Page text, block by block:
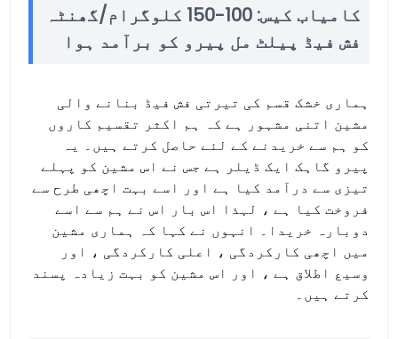
کامیاب کیس: 100-150 کلوگرام/گھنٹہ
فش فیڈ پیلٹ مل پیرو کو برآمد ہوا
ہماری خشک قسم کی تیرتی فش فیڈ بنانے والی
مشین اتنی مشہور ہے کہ ہم اکثر تقسیم کاروں
کو ہم سے خریدنے کے لئے حاصل کرتے ہیں۔ یہ
پیرو گاہک ایک ڈیلر ہے جس نے اس مشین کو پہلے
تیزی سے درآمد کیا ہے اور اسے بہت اچھی طرح سے
فروخت کیا ہے ، لہذا اس بار اس نے ہم سے اسے
دوبارہ خریدا۔ انہوں نے کہا کہ ہماری مشین
میں اچھی کارکردگی ، اعلی کارکردگی ، اور
وسیع اطلاق ہے ، اور اس مشین کو بہت زیادہ پسند
کرتے ہیں۔